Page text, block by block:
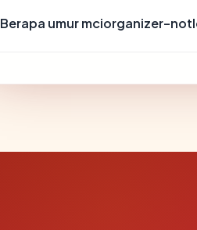
Berapa umur mciorganizer-